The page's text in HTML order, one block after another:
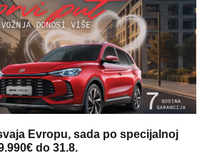
Evropu, sada po specijalnoj
do 31.8.